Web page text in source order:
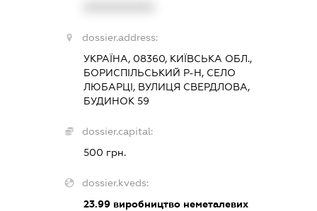
dossier.address:
УКРАЇНА, 08360, КИЇВСЬКА ОБЛ.,
БОРИСПІЛЬСЬКИЙ Р-Н, СЕЛО
ЛЮБАРЦІ, ВУЛИЦЯ СВЕРДЛОВА,
БУДИНОК 59
dossier.capital:
500 грн.
dossier.kveds:
23.99виробництво неметалевих